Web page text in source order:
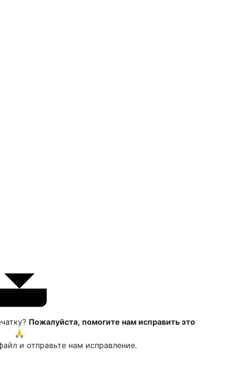
Пожалуйста, помогите нам исправить это
🙏
и отправьте нам исправление.